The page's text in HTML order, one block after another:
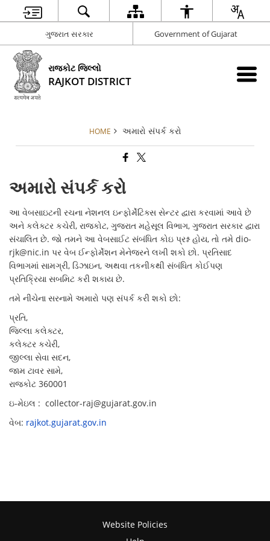
ગુજરાત સરકાર Government of Gujarat
રાજકોટ જિલ્લો
RAJKOT DISTRICT
HOME અમારો સંપર્ક કરો
અમારો સંપર્ક કરો
આ વેબસાઇટની રચના નેશનલ ઇન્ફોર્મેટિક્સ સેન્ટર દ્વારા કરવામાં આવે છે
અને કલેક્ટર કચેરી, રાજકોટ, ગુજરાત મહેસૂલ વિભાગ, ગુજરાત સરકાર દ્વારા
સંચાલિત છે. જો તમને આ વેબસાઈટ સંબંધિત કોઇ પ્રશ્ન હોય, તો તમે dio-
rjk@nic.in પર વેબ ઈન્ફોર્મેશન મેનેજરને લખી શકો છો. પ્રતિસાદ
વિભાગમાં સામગ્રી, ડિઝાઇન, અથવા તકનીકથી સંબંધિત કોઈપણ
પ્રતિક્રિયા સબમિટ કરી શકાય છે.
તમે નીચેના સરનામે અમારો પણ સંપર્ક કરી શકો છો:
પ્રતિ,
જિલ્લા કલેક્ટર,
કલેક્ટર કચેરી,
જીલ્લા સેવા સદન,
જામ ટાવર સામે,
રાજકોટ 360001
ઇ-મેઇલ : collector-raj@gujarat.gov.in
વેબ: rajkot.gujarat.gov.in
Website Policies